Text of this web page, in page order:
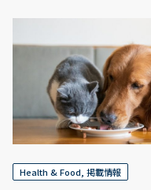
Health & Food 掲載情報